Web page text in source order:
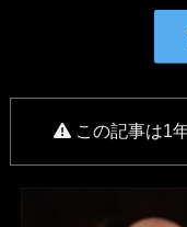
この記事は1